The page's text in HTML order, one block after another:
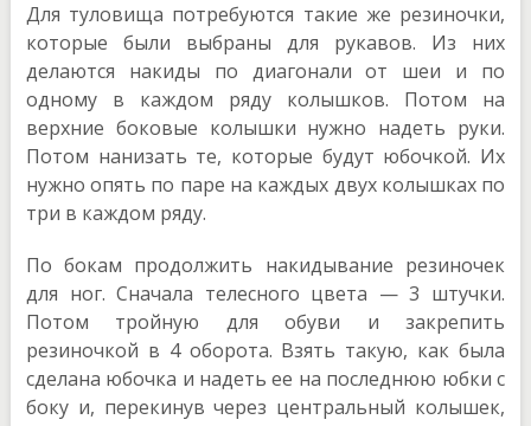
Для туловища потребуются такие же резиночки,
которые были выбраны для рукавов. Из них
делаются накиды по диагонали от шеи и по
одному в каждом ряду колышков. Потом на
верхние боковые колышки нужно надеть руки.
Потом нанизать те, которые будут юбочкой. Их
нужно опять по паре на каждых двух колышках по
три в каждом ряду.
По бокам продолжить накидывание резиночек
для ног. Сначала телесного цвета — 3 штучки.
Потом тройную для обуви и закрепить
резиночкой в 4 оборота. Взять такую, как была
сделана юбочка и надеть ее на последнюю юбки с
боку и, перекинув через центральный колышек,